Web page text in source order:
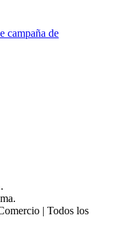
| Todos los